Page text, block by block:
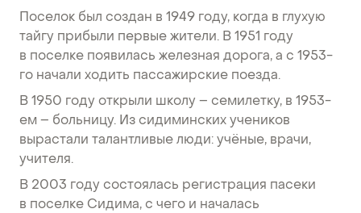
Поселок был создан в 1949 году, когда в глухую
тайгу прибыли первые жители. В 1951 году
в поселке появилась железная дорога, а с 1953-
го начали ходить пассажирские поезда.
В 1950 году открыли школу – семилетку, в 1953-
ем – больницу. Из сидиминских учеников
вырастали талантливые люди: учёные, врачи,
учителя.
В 2003 году состоялась регистрация пасеки
в поселке Сидима, с чего и началась